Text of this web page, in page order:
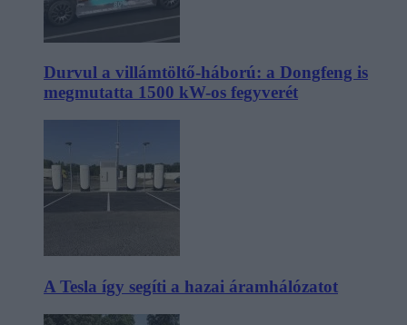
Durvul a villámtöltő-háború: a Dongfeng is
megmutatta 1500 kW-os fegyverét
A Tesla így segíti a hazai áramhálózatot